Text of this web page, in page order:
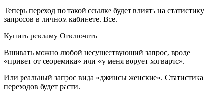
Теперь переход по такой ссылке будет влиять на статистику
запросов в личном кабинете. Все.
Купить рекламу Отключить
Вшивать можно любой несуществующий запрос, вроде
«привет от сеоремика» или «у меня ворует хогвартс».
Или реальный запрос вида «джинсы женские». Статистика
переходов будет расти.